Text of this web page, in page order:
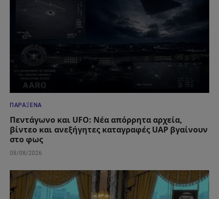
ΠΑΡΆΞΕΝΑ
Πεντάγωνο και UFO: Νέα απόρρητα αρχεία,
βίντεο και ανεξήγητες καταγραφές UAP βγαίνουν
στο φως
08/08/2026